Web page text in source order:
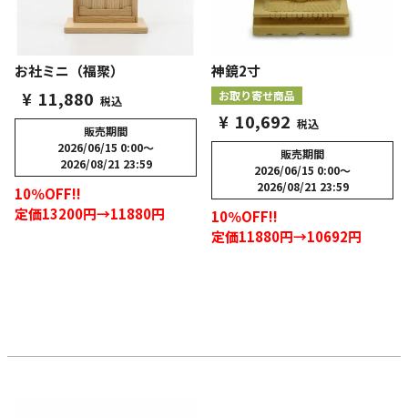
お社ミニ（福聚）
¥ 11,880 税込
販売期間
2026/06/15 0:00〜
2026/08/21 23:59
10％OFF!!
定価13200円→11880円
神鏡2寸
お取り寄せ商品
¥ 10,692 税込
販売期間
2026/06/15 0:00〜
2026/08/21 23:59
10％OFF!!
定価11880円→10692円